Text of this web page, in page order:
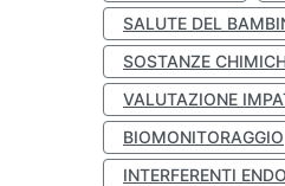
SALUTE DEL
SOSTANZE
VALUTAZIONE
BIOMONITORAGGIO
INTERFERENTI